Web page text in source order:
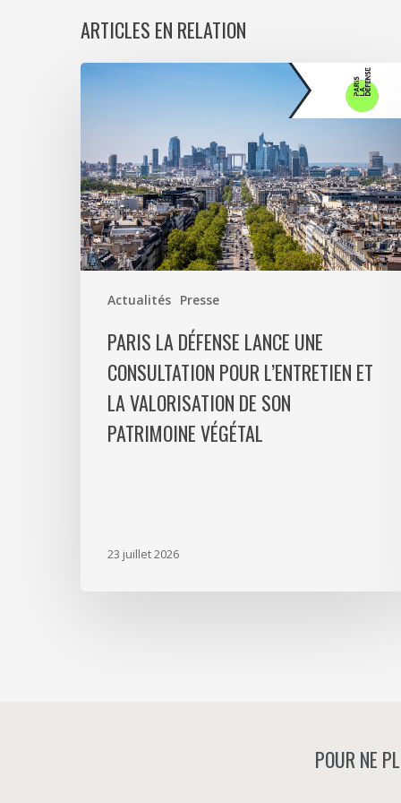
ARTICLES EN RELATION
Actualités Presse
Paris
La
une
consultation
pour
l’entretien
et
valorisation
patrimoine
végétal
PARIS LA DÉFENSE LANCE UNE
CONSULTATION POUR L’ENTRETIEN ET
LA VALORISATION DE SON
PATRIMOINE VÉGÉTAL
23 juillet 2026
POUR NE